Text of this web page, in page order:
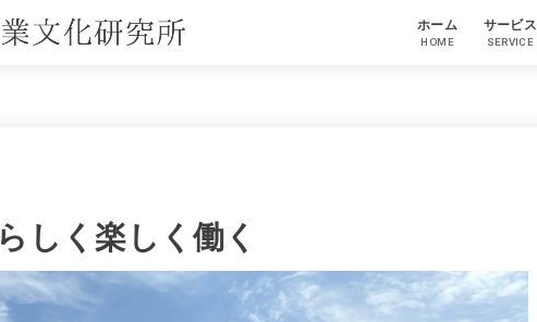
ホーム
HOME
サービス
SERVICE
しく楽しく働く